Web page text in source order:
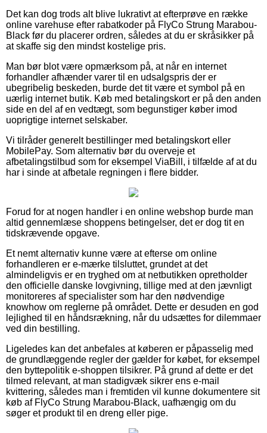
Det kan dog trods alt blive lukrativt at efterprøve en række
online varehuse efter rabatkoder på FlyCo Strung Marabou-
Black før du placerer ordren, således at du er skråsikker på
at skaffe sig den mindst kostelige pris.
Man bør blot være opmærksom på, at når en internet
forhandler afhænder varer til en udsalgspris der er
ubegribelig beskeden, burde det tit være et symbol på en
uærlig internet butik. Køb med betalingskort er på den anden
side en del af en vedtægt, som begunstiger køber imod
uoprigtige internet selskaber.
Vi tilråder generelt bestillinger med betalingskort eller
MobilePay. Som alternativ bør du overveje et
afbetalingstilbud som for eksempel ViaBill, i tilfælde af at du
har i sinde at afbetale regningen i flere bidder.
Forud for at nogen handler i en online webshop burde man
altid gennemlæse shoppens betingelser, det er dog tit en
tidskrævende opgave.
Et nemt alternativ kunne være at efterse om online
forhandleren er e-mærke tilsluttet, grundet at det
almindeligvis er en tryghed om at netbutikken opretholder
den officielle danske lovgivning, tillige med at den jævnligt
monitoreres af specialister som har den nødvendige
knowhow om reglerne på området. Dette er desuden en god
lejlighed til en håndsrækning, når du udsættes for dilemmaer
ved din bestilling.
Ligeledes kan det anbefales at køberen er påpasselig med
de grundlæggende regler der gælder for købet, for eksempel
den byttepolitik e-shoppen tilsikrer. På grund af dette er det
tilmed relevant, at man stadigvæk sikrer ens e-mail
kvittering, således man i fremtiden vil kunne dokumentere sit
køb af FlyCo Strung Marabou-Black, uafhængig om du
søger et produkt til en dreng eller pige.